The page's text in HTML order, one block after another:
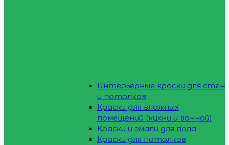
Интерьерные краски для стен
и потолков
Краски для влажных
помещений (кухни и ванной)
Краски и эмали для пола
Краски для потолков